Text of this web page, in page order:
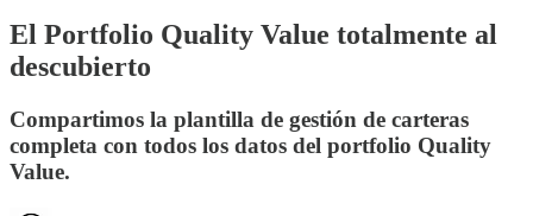
El Portfolio Quality Value totalmente al
descubierto
Compartimos la plantilla de gestión de carteras
completa con todos los datos del portfolio Quality
Value.